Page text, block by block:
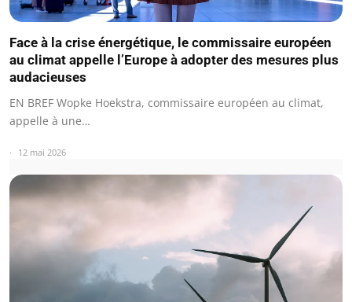
Face à la crise énergétique, le commissaire européen
au climat appelle l’Europe à adopter des mesures plus
audacieuses
EN BREF Wopke Hoekstra, commissaire européen au climat,
appelle à une…
12 mai 2026